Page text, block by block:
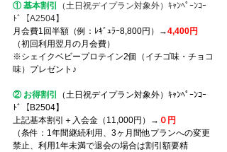
① 基本割引
（土日祝デイプラン対象外）ｷｬﾝﾍﾟｰﾝｺｰ
ﾄﾞ【A2504】
月会費1回半額（例：ﾚｷﾞｭﾗｰ8,800円）→4,400円
（初回利用翌月の月会費）
※シェイクベビープロテイン2個（イチゴ味・チョコ
味）プレゼント♪
② お得割引
（土日祝デイプラン対象外）ｷｬﾝﾍﾟｰﾝｺｰ
ﾄﾞ【B2504】
上記基本割引＋入会金（11,000円）→ ０円
（条件：1年間継続利用、3ヶ月間他プランへの変更
禁止、利用1年未満で退会の場合は割引額要精